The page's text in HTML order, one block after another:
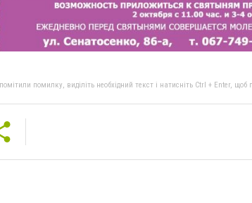
помилку, виділіть необхідний текст і натисніть Ctrl + Enter, щоб